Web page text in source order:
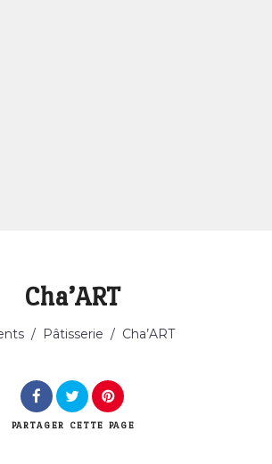
Cha’ART
/ Pâtisserie / Cha’ART
PARTAGER CETTE PAGE